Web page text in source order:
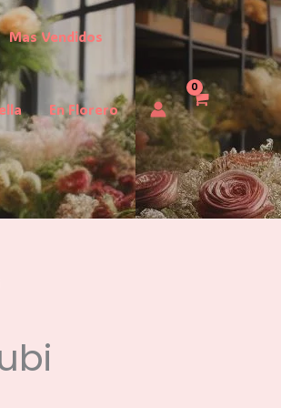
Mas Vendidos
En Florero